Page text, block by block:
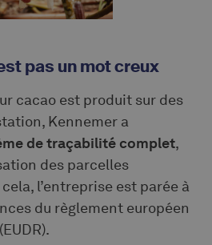
pas un mot creux
cacao est produit sur des
Kennemer a
de traçabilité complet,
des parcelles
l’entreprise est parée à
du règlement européen